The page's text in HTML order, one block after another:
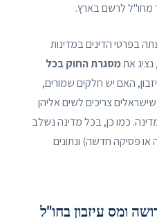
מחו"ל לרשם בארץ.
בפרטי הדינים במדינות
אתמסגרת החוק בכל
האם יש חלקים שמורים,
שישראלים צריכים לשים אליהן
כמו כן, בכל מדינה נשלב
פסיקה חדשה) ונתונים
ומס עיזבון בחו"ל